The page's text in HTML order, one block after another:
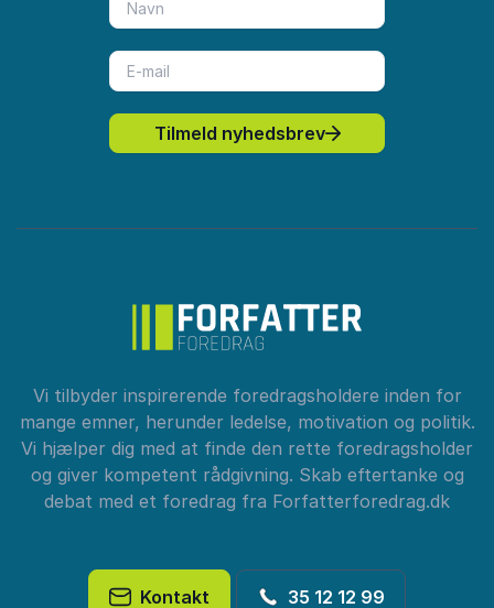
Tilmeld nyhedsbrev
Vi tilbyder inspirerende foredragsholdere inden for
mange emner, herunder ledelse, motivation og politik.
Vi hjælper dig med at finde den rette foredragsholder
og giver kompetent rådgivning. Skab eftertanke og
debat med et foredrag fra Forfatterforedrag.dk
Kontakt 35 12 12 99